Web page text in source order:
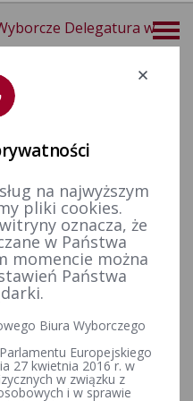
Delegatura w
Wybory”
„Wybieram wybory”
ponadminazjalnych w całej
konkursu.
na najwyższym
pliki cookies.
oznacza, że
w Państwa
momencie można
Państwa
Biura Wyborczego
Europejskiego
27 kwietnia 2016 r. w
w związku z
i w sprawie